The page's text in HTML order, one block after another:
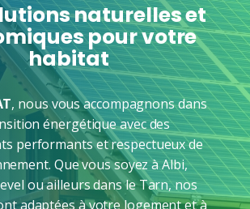
naturelles et
pour votre
habitat
, nous vous accompagnons dans
énergétique avec des
performants et respectueux de
Que vous soyez à Albi,
ou ailleurs dans le Tarn, nos
adaptées à votre logement et à